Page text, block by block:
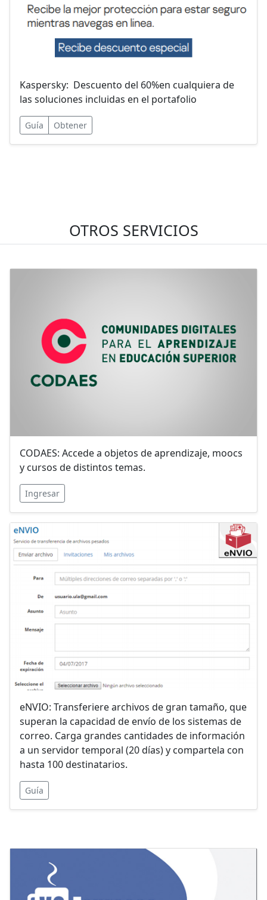
Kaspersky: Descuento del 60%en cualquiera de
las soluciones incluidas en el portafolio
Guía Obtener
OTROS SERVICIOS
CODAES: Accede a objetos de aprendizaje, moocs
y cursos de distintos temas.
Ingresar
eNVIO: Transferiere archivos de gran tamaño, que
superan la capacidad de envío de los sistemas de
correo. Carga grandes cantidades de información
a un servidor temporal (20 días) y compartela con
hasta 100 destinatarios.
Guía